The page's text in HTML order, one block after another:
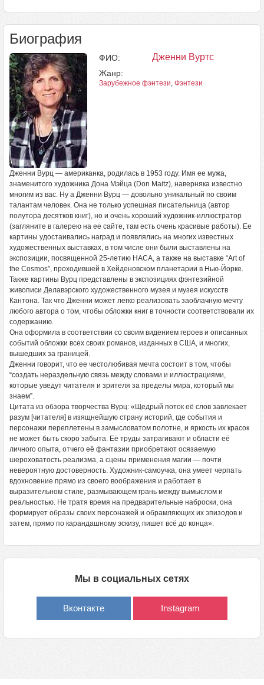
Биография
ФИО: Дженни Вуртс
Жанр:
Зарубежное фэнтези, Фэнтези
Дженни Вурц — американка, родилась в 1953 году. Имя ее мужа,
знаменитого художника Дона Мэйца (Don Maitz), наверняка известно
многим из вас. Ну а Дженни Вурц — довольно уникальный по своим
талантам человек. Она не только успешная писательница (автор
полутора десятков книг), но и очень хороший художник-иллюстратор
(загляните в галерею на ее сайте, там есть очень красивые работы). Ее
картины удостаивались наград и появлялись на многих известных
художественных выставках, в том числе они были выставлены на
экспозиции, посвященной 25-летию НАСА, а также на выставке “Art of
the Cosmos”, проходившей в Хейденовском планетарии в Нью-Йорке.
Также картины Вурц представлены в экспозициях фэнтезийной
живописи Делавэрского художественного музея и музея искусств
Кантона. Так что Дженни может легко реализовать заоблачную мечту
любого автора о том, чтобы обложки книг в точности соответствовали их
содержанию.
Она оформила в соответствии со своим видением героев и описанных
событий обложки всех своих романов, изданных в США, и многих,
вышедших за границей.
Дженни говорит, что ее честолюбивая мечта состоит в том, чтобы
“создать нераздельную связь между словами и иллюстрациями,
которые уведут читателя и зрителя за пределы мира, который мы
знаем”.
Цитата из обзора творчества Вурц: «Щедрый поток её слов завлекает
разум [читателя] в изящнейшую страну историй, где события и
персонажи переплетены в замысловатом полотне, и яркость их красок
не может быть скоро забыта. Её труды затрагивают и области её
личного опыта, отчего её фантазии приобретают осязаемую
шероховатость реализма, а сцены применения магии — почти
невероятную достоверность. Художник-самоучка, она умеет черпать
вдохновение прямо из своего воображения и работает в
выразительном стиле, размывающем грань между вымыслом и
реальностью. Не тратя время на предварительные наброски, она
формирует образы своих персонажей и обрамляющих их эпизодов и
затем, прямо по карандашному эскизу, пишет всё до конца».
Мы в социальных сетях
Вконтакте Instagram